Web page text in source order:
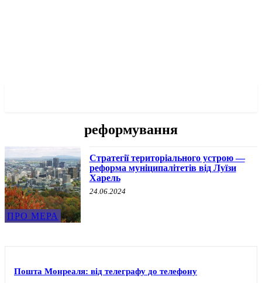
реформування
ПРО МЕРА
Стратегії територіального устрою —
реформа муніципалітетів від Луїзи
Харель
24.06.2024
Пошта Монреаля: від телеграфу до телефону